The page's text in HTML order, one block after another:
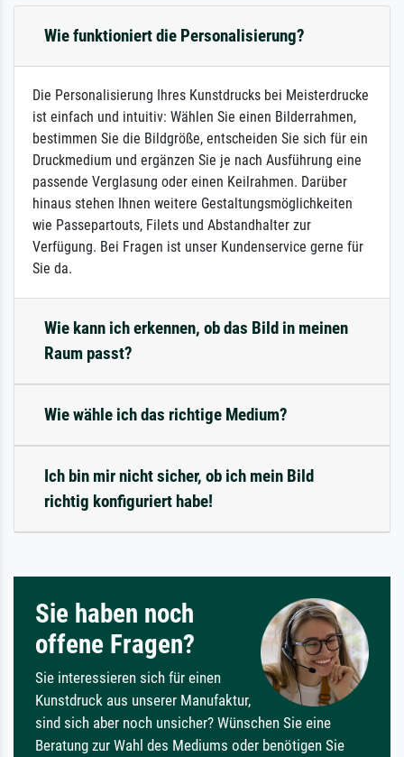
Wie funktioniert die Personalisierung?
Die Personalisierung Ihres Kunstdrucks bei Meisterdrucke
ist einfach und intuitiv: Wählen Sie einen Bilderrahmen,
bestimmen Sie die Bildgröße, entscheiden Sie sich für ein
Druckmedium und ergänzen Sie je nach Ausführung eine
passende Verglasung oder einen Keilrahmen. Darüber
hinaus stehen Ihnen weitere Gestaltungsmöglichkeiten
wie Passepartouts, Filets und Abstandhalter zur
Verfügung. Bei Fragen ist unser Kundenservice gerne für
Sie da.
Wie kann ich erkennen, ob das Bild in meinen
Raum passt?
Wie wähle ich das richtige Medium?
Ich bin mir nicht sicher, ob ich mein Bild
richtig konfiguriert habe!
Sie haben noch
offene Fragen?
Sie interessieren sich für einen
Kunstdruck aus unserer Manufaktur,
sind sich aber noch unsicher? Wünschen Sie eine
Beratung zur Wahl des Mediums oder benötigen Sie